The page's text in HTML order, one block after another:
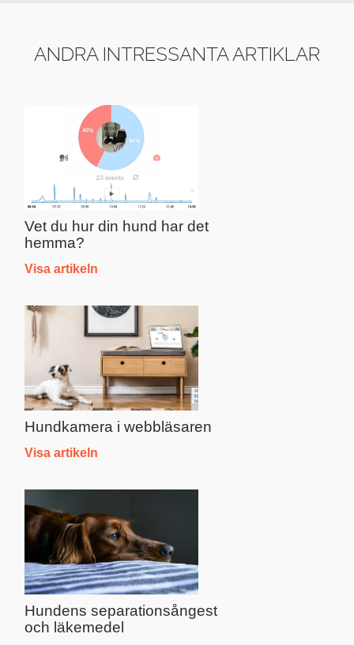
ANDRA INTRESSANTA ARTIKLAR
Vet du hur din hund har det
hemma?
Visa artikeln
Hundkamera i webbläsaren
Visa artikeln
Hundens separationsångest
och läkemedel